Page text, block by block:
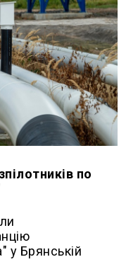
по
у Брянській